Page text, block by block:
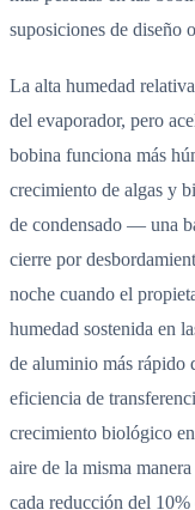
suposiciones de diseño
La alta humedad
del evaporador, pero
bobina funciona más
crecimiento de algas y
de condensado — una
cierre por
noche cuando el
humedad sostenida en
de aluminio más rápido
eficiencia de
crecimiento biológico
aire de la misma
cada reducción del